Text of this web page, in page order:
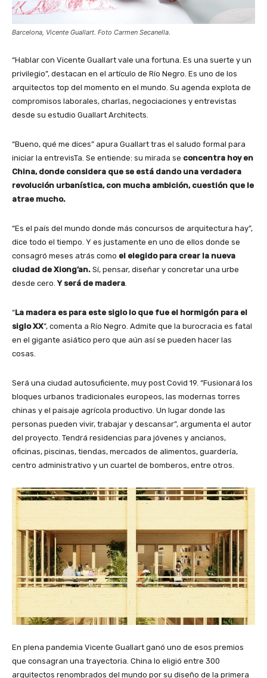
Barcelona, Vicente Guallart. Foto Carmen Secanella.
“Hablar con Vicente Guallart vale una fortuna. Es una suerte y un
privilegio”, destacan en el artículo de Río Negro. Es uno de los
arquitectos top del momento en el mundo. Su agenda explota de
compromisos laborales, charlas, negociaciones y entrevistas
desde su estudio Guallart Architects.
“Bueno, qué me dices” apura Guallart tras el saludo formal para
iniciar la entrevisTa. Se entiende: su mirada se concentra hoy en
China, donde considera que se está dando una verdadera
revolución urbanística, con mucha ambición, cuestión que le
atrae mucho.
“Es el país del mundo donde más concursos de arquitectura hay”,
dice todo el tiempo. Y es justamente en uno de ellos donde se
consagró meses atrás como el elegido para crear la nueva
ciudad de Xiong’an. Sí, pensar, diseñar y concretar una urbe
desde cero. Y será de madera.
“La madera es para este siglo lo que fue el hormigón para el
siglo XX”, comenta a Río Negro. Admite que la burocracia es fatal
en el gigante asiático pero que aún así se pueden hacer las
cosas.
Será una ciudad autosuficiente, muy post Covid 19. “Fusionará los
bloques urbanos tradicionales europeos, las modernas torres
chinas y el paisaje agrícola productivo. Un lugar donde las
personas pueden vivir, trabajar y descansar”, argumenta el autor
del proyecto. Tendrá residencias para jóvenes y ancianos,
oficinas, piscinas, tiendas, mercados de alimentos, guardería,
centro administrativo y un cuartel de bomberos, entre otros.
En plena pandemia Vicente Guallart ganó uno de esos premios
que consagran una trayectoria. China lo eligió entre 300
arquitectos renombrados del mundo por su diseño de la primera